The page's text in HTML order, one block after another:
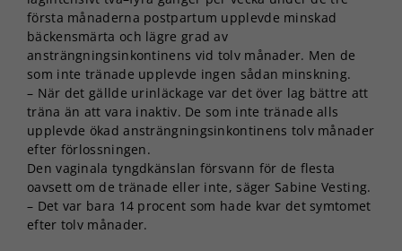
första månaderna postpartum upplevde minskad
bäckensmärta och lägre grad av
ansträngningsinkontinens vid tolv månader. Men de
som inte tränade upplevde ingen sådan minskning.
– När det gällde urinläckage var det över lag bättre att
träna än att vara inaktiv. De som inte tränade alls
upplevde ökad ansträngningsinkontinens tolv månader
efter förlossningen.
Den vaginala tyngdkänslan försvann för de flesta
oavsett om de tränade eller inte, säger Sabine Vesting.
– Det var bara 14 procent som hade kvar det symtomet
efter tolv månader.